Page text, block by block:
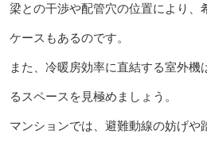
梁との干渉や配管穴の位置により、
ケースもあるのです。
また、冷暖房効率に直結する室外機
るスペースを見極めましょう。
マンションでは、避難動線の妨げや